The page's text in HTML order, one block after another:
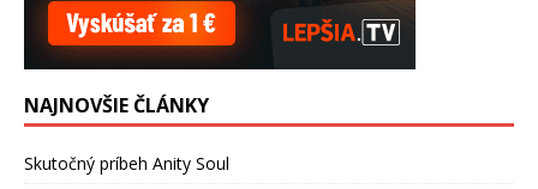
NAJNOVŠIE ČLÁNKY
Skutočný príbeh Anity Soul